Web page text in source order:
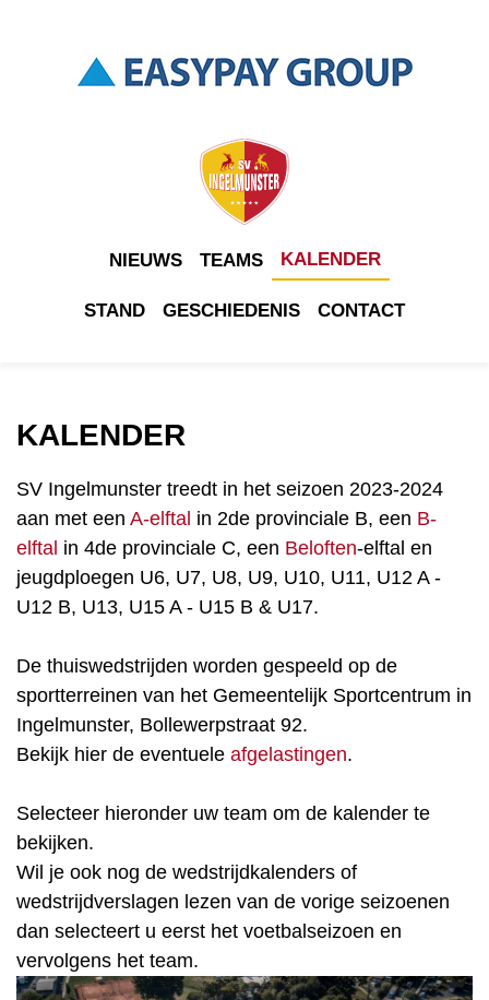
NIEUWS TEAMS KALENDER
STAND GESCHIEDENIS CONTACT
KALENDER
SV Ingelmunster treedt in het seizoen 2023-2024
aan met een A-elftal in 2de provinciale B, een B-
elftal in 4de provinciale C, een Beloften-elftal en
jeugdploegen U6, U7, U8, U9, U10, U11, U12 A -
U12 B, U13, U15 A - U15 B & U17.
De thuiswedstrijden worden gespeeld op de
sportterreinen van het Gemeentelijk Sportcentrum in
Ingelmunster, Bollewerpstraat 92.
Bekijk hier de eventuele afgelastingen.
Selecteer hieronder uw team om de kalender te
bekijken.
Wil je ook nog de wedstrijdkalenders of
wedstrijdverslagen lezen van de vorige seizoenen
dan selecteert u eerst het voetbalseizoen en
vervolgens het team.